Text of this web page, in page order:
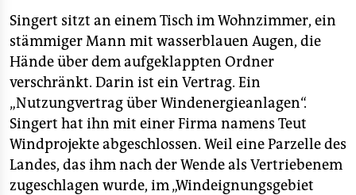
Singert sitzt an einem Tisch im Wohnzimmer, ein
stämmiger Mann mit wasserblauen Augen, die
Hände über dem aufgeklappten Ordner
verschränkt. Darin ist ein Vertrag. Ein
„Nutzungvertrag über Windenergieanlagen“.
Singert hat ihn mit einer Firma namens Teut
Windprojekte abgeschlossen. Weil eine Parzelle des
Landes, das ihm nach der Wende als Vertriebenem
zugeschlagen wurde, im „Windeignungsgebiet